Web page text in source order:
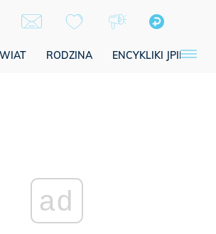
RODZINA ENCYKLIKI JPII
ad